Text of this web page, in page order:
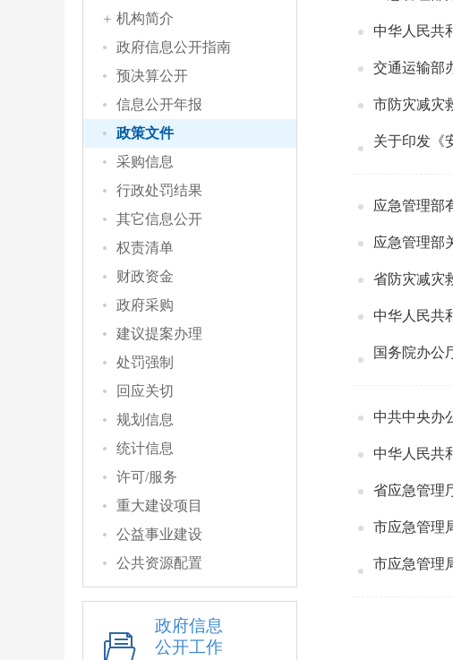
机构简介
政府信息公开指南
预决算公开
信息公开年报
政策文件
采购信息
行政处罚结果
其它信息公开
权责清单
财政资金
政府采购
建议提案办理
处罚强制
回应关切
规划信息
统计信息
许可/服务
重大建设项目
公益事业建设
公共资源配置
政府信息
公开工作
中华人民共
关于印发《
应急管理部
应急管理部
省防灾减灾
中华人民共
国务院办公
中共中央办
中华人民共
市应急管理